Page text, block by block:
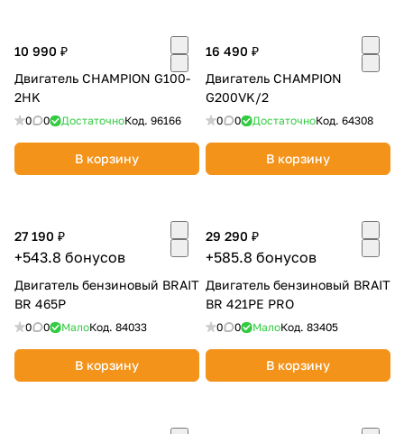
10 990 ₽
Двигатель CHAMPION G100-
2HK
0 0 ДостаточноКод. 96166
В корзину
16 490 ₽
Двигатель CHAMPION
G200VK/2
0 0 ДостаточноКод. 64308
В корзину
27 190 ₽
+543.8 бонусов
Двигатель бензиновый BRAIT
BR 465P
0 0 МалоКод. 84033
В корзину
29 290 ₽
+585.8 бонусов
Двигатель бензиновый BRAIT
BR 421PE PRO
0 0 МалоКод. 83405
В корзину